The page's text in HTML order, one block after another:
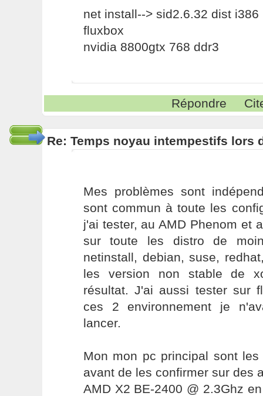
net install--> sid2.6.32 dist i386
fluxbox
nvidia 8800gtx 768 ddr3
Répondre
Re: Temps noyau intempestifs lors
Mes problèmes sont
sont commun à toute les
j'ai tester, au AMD Phenom et
sur toute les distro de
netinstall, debian, suse,
les version non stable de
résultat. J'ai aussi tester sur
ces 2 environnement je
lancer.
Mon mon pc principal sont
avant de les confirmer sur des
AMD X2 BE-2400 @ 2.3Ghz